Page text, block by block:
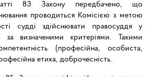
83 Закону передбачено, що
проводиться Комісією з метою
судді здійснювати правосуддя у
за визначеними критеріями. Такими
(професійна, особиста,
етика, доброчесність.